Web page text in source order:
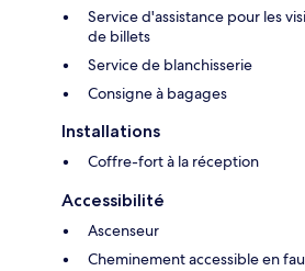
Service d'assistance pour les
de billets
Service de blanchisserie
Consigne à bagages
Installations
Coffre-fort à la réception
Accessibilité
Ascenseur
Cheminement accessible en